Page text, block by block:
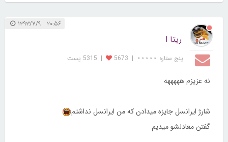
۲۰:۵۶ ۱۳۹۳/۷/۹
ریتا ا
پنج ستاره ⋆⋆⋆⋆⋆ |
5673
| 5315 پست
نه عزیزم هههههه
شارژ ایرانسل جایزه میدادن که من ایرانسل نداشتم
گفتن معادلشو میدیم